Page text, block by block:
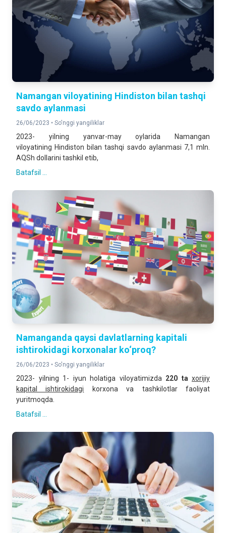
Namangan viloyatining Hindiston bilan tashqi
savdo aylanmasi
26/06/2023 • So'nggi yangiliklar
2023- yilning yanvar-may oylarida Namangan
viloyatining Hindiston bilan tashqi savdo aylanmasi 7,1 mln.
AQSh dollarini tashkil etib,
Batafsil ...
Namanganda qaysi davlatlarning kapitali
ishtirokidagi korxonalar ko‘proq?
26/06/2023 • So'nggi yangiliklar
2023- yilning 1- iyun holatiga viloyatimizda 220 ta xorijiy
kapital ishtirokidagi korxona va tashkilotlar faoliyat
yuritmoqda.
Batafsil ...